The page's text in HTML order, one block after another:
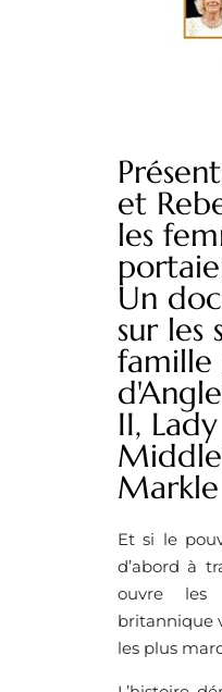
et
les
Un
sur les
famille
II,
Markle
Et si le
d’abord à
ouvre les
britannique
les plus